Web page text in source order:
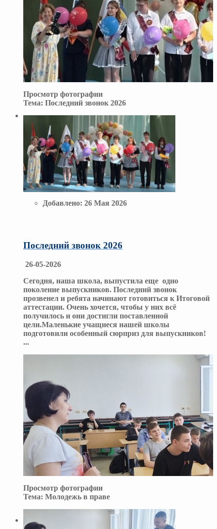
Просмотр фотографии
Тема: Последний звонок 2026
Добавлено: 26 Мая 2026
Последний звонок 2026
26-05-2026
Сегодня, наша школа, выпустила еще одно
поколение выпускников. Последний звонок
прозвенел и ребята начинают готовиться к Итоговой
аттестации. Очень хочется, чтобы у них всё
получилось и они достигли поставленной
цели.Маленькие учащиеся нашей школы
подготовили особенный сюрприз для выпускников!
...
Просмотр фотографии
Тема: Молодежь в праве